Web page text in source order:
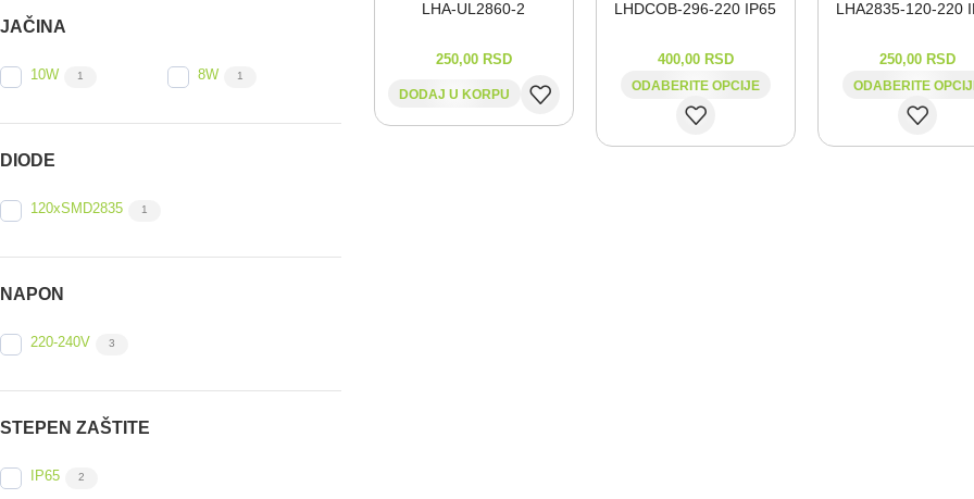
JAČINA
10W 1 8W 1
DIODE
120xSMD2835 1
NAPON
220-240V 3
STEPEN ZAŠTITE
IP65 2
LHA-⁠UL2860-⁠2
250,00 RSD
DODAJ U KORPU
LHDCOB-⁠296-⁠220 IP65
400,00 RSD
ODABERITE OPCIJE
LHA2835-⁠120-⁠220
250,00 RSD
ODABERITE